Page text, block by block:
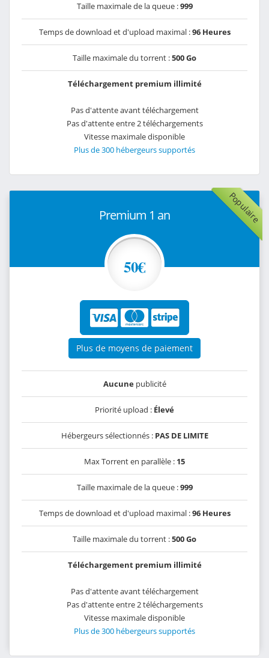
Taille maximale de la queue :999
Temps de download et d'upload maximal :96 Heures
Taille maximale du torrent :500 Go
Téléchargement premium illimité
Pas d'attente avant téléchargement
Pas d'attente entre 2 téléchargements
Vitesse maximale disponible
Plus de 300 hébergeurs supportés
Populaire
Premium 1 an
50€
Plus de moyens de paiement
Aucunepublicité
Priorité upload : Élevé
Hébergeurs sélectionnés : PAS DE LIMITE
Max Torrent en parallèle : 15
Taille maximale de la queue :999
Temps de download et d'upload maximal :96 Heures
Taille maximale du torrent :500 Go
Téléchargement premium illimité
Pas d'attente avant téléchargement
Pas d'attente entre 2 téléchargements
Vitesse maximale disponible
Plus de 300 hébergeurs supportés